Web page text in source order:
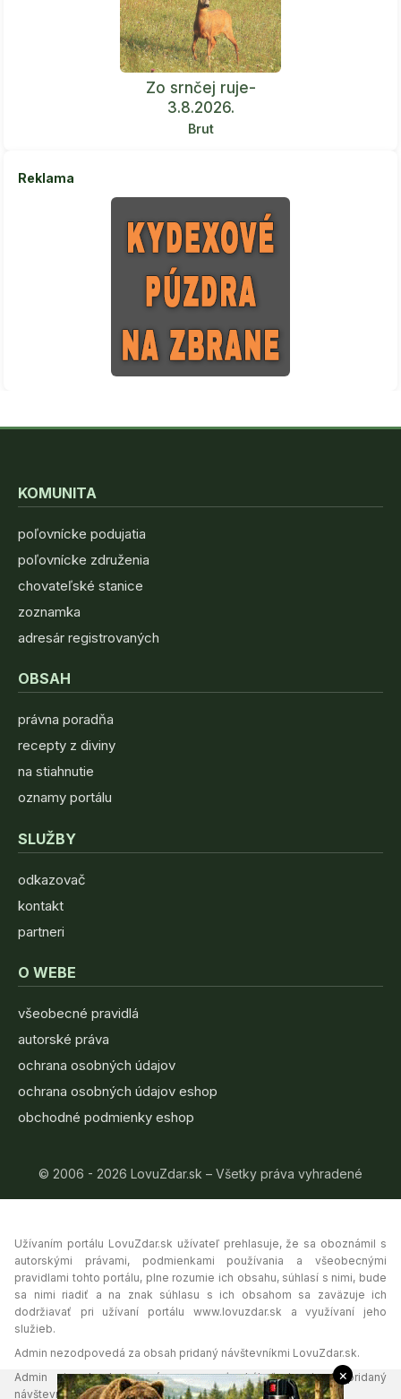
Zo srnčej ruje-
3.8.2026.
Brut
Reklama
KOMUNITA
poľovnícke podujatia
poľovnícke združenia
chovateľské stanice
zoznamka
adresár registrovaných
OBSAH
právna poradňa
recepty z diviny
na stiahnutie
oznamy portálu
SLUŽBY
odkazovač
kontakt
partneri
O WEBE
všeobecné pravidlá
autorské práva
ochrana osobných údajov
ochrana osobných údajov eshop
obchodné podmienky eshop
© 2006 - 2026 LovuZdar.sk – Všetky práva vyhradené
Užívaním portálu LovuZdar.sk užívateľ prehlasuje, že sa oboznámil s
autorskými právami, podmienkami používania a všeobecnými
pravidlami tohto portálu, plne rozumie ich obsahu, súhlasí s nimi, bude
sa nimi riadiť a na znak súhlasu s ich obsahom sa zaväzuje ich
dodržiavať pri užívaní portálu www.lovuzdar.sk a využívaní jeho
služieb.
Admin nezodpovedá za obsah pridaný návštevníkmi LovuZdar.sk.
Admin si vyhradzuje právo vymazať akýkoľvek obsah pridaný
návštevníkmi portálu, ak tak uzná za vhodné.
×